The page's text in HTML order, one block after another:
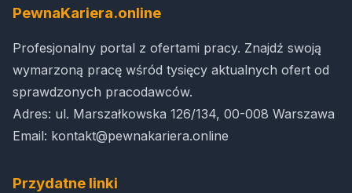
PewnaKariera.online
Profesjonalny portal z ofertami pracy. Znajdź swoją
wymarzoną pracę wśród tysięcy aktualnych ofert od
sprawdzonych pracodawców.
Adres: ul. Marszałkowska 126/134, 00-008 Warszawa
Email: kontakt@pewnakariera.online
Przydatne linki